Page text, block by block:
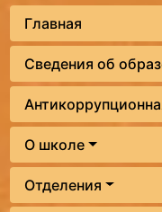
Главная
Сведения об
О школе
Отделения